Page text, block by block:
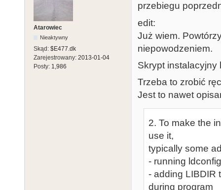
Atarowiec
Nieaktywny
Skąd: $E477.dk
Zarejestrowany: 2013-01-04
Posty: 1,986
przebiegu
edit:
Już wiem.
niepowodzeniem.
Skrypt instalacyjny
Trzeba to zrobić
Jest to nawet
2. To make the
use it,
typically some
- running
- adding LIBDIR
during program